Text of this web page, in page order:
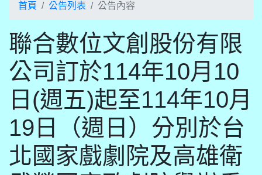
首頁 公告列表 公告內容
聯合數位文創股份有限
公司訂於114年10月10
日(週五)起至114年10月
19日（週日）分別於台
北國家戲劇院及高雄衛